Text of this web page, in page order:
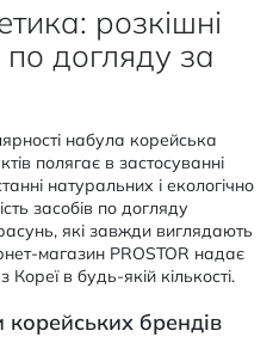
розкішні
по догляду за
набула корейська
полягає в застосуванні
натуральних і екологічно
засобів по догляду
які завжди виглядають
магазин PROSTOR надає
в будь-якій кількості.
корейських брендів